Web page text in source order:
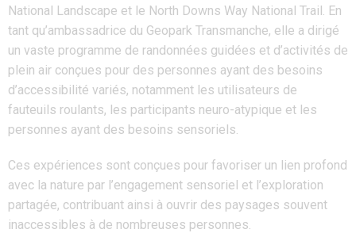
National Landscape et le North Downs Way National Trail. En
tant qu’ambassadrice du Geopark Transmanche, elle a dirigé
un vaste programme de randonnées guidées et d’activités de
plein air conçues pour des personnes ayant des besoins
d’accessibilité variés, notamment les utilisateurs de
fauteuils roulants, les participants neuro-atypique et les
personnes ayant des besoins sensoriels.
Ces expériences sont conçues pour favoriser un lien profond
avec la nature par l’engagement sensoriel et l’exploration
partagée, contribuant ainsi à ouvrir des paysages souvent
inaccessibles à de nombreuses personnes.